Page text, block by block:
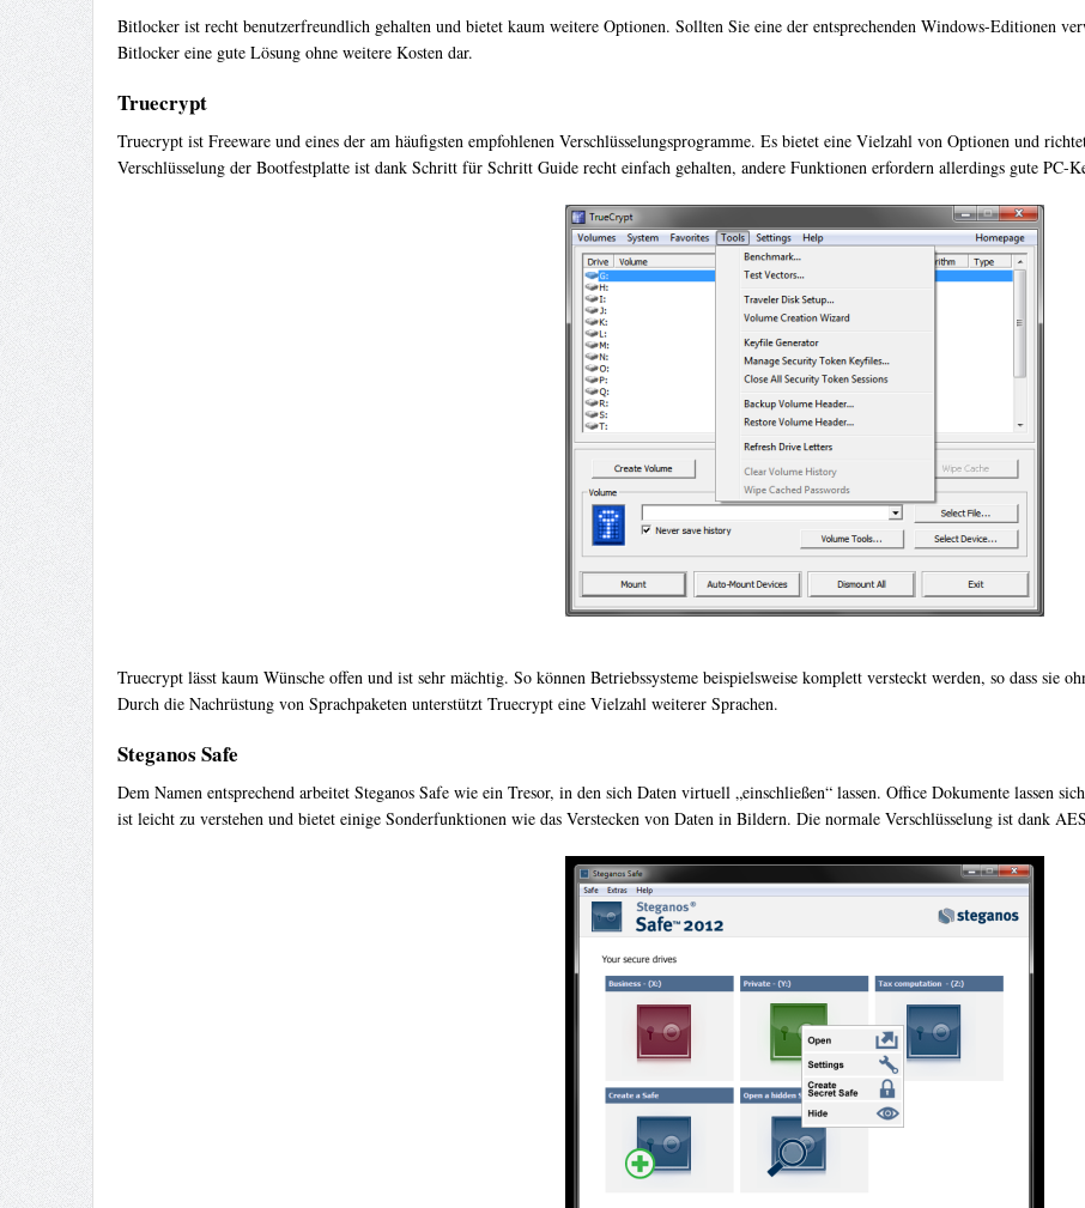
Bitlocker ist recht benutzerfreundlich gehalten und bietet kaum weitere Optionen. Sollten Sie eine der entsprechenden Windows-Editionen
Bitlocker eine gute Lösung ohne weitere Kosten dar.
Truecrypt
Truecrypt ist Freeware und eines der am häufigsten empfohlenen Verschlüsselungsprogramme. Es bietet eine Vielzahl von Optionen und
Verschlüsselung der Bootfestplatte ist dank Schritt für Schritt Guide recht einfach gehalten, andere Funktionen erfordern allerdings gute PC-
Truecrypt lässt kaum Wünsche offen und ist sehr mächtig. So können Betriebssysteme beispielsweise komplett versteckt werden, so dass sie
Durch die Nachrüstung von Sprachpaketen unterstützt Truecrypt eine Vielzahl weiterer Sprachen.
Steganos Safe
Dem Namen entsprechend arbeitet Steganos Safe wie ein Tresor, in den sich Daten virtuell „einschließen“ lassen. Office Dokumente lassen
ist leicht zu verstehen und bietet einige Sonderfunktionen wie das Verstecken von Daten in Bildern. Die normale Verschlüsselung ist dank